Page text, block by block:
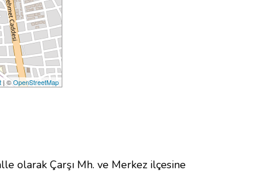
| ©OpenStreetMap
olarak Çarşı Mh. ve Merkez ilçesine